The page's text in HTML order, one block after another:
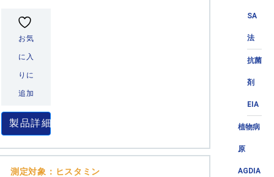
SA
法
抗菌
剤
EIA
植物病
原
AGDIA
お気
に入
りに
追加
製品詳細
測定対象：ヒスタミン